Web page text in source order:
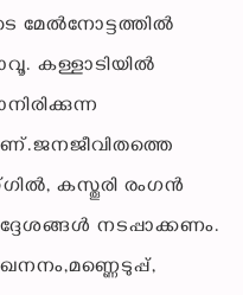
മേൽനോട്ടത്തിൽ
കള്ളാടിയിൽ
കസ്തൂരി രംഗൻ
നടപ്പാക്കണം.